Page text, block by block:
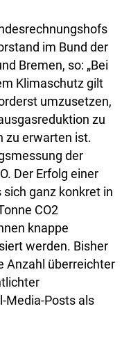
im Bund der
Bremen, so: „Bei
Klimaschutz gilt
umzusetzen,
zu
zu erwarten ist.
der
Der Erfolg einer
ganz konkret in
CO2
knappe
werden. Bisher
Anzahl überreichter
Media-Posts als